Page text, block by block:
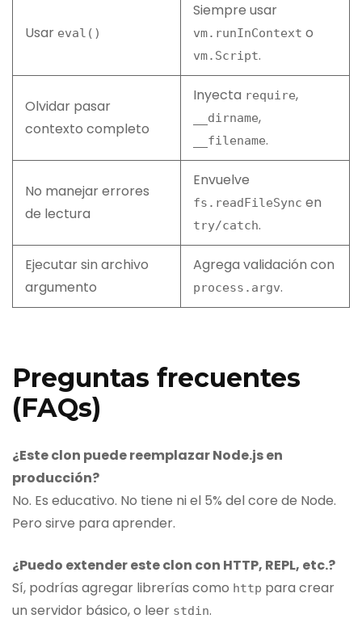
Usar eval ()
Siempre usar
vm. runInContext o
vm. Script.
Olvidar pasar
contexto completo
Inyecta require,
__dirname,
__filename.
No manejar errores
de lectura
Envuelve
fs . readFileSync en
try/catch.
Ejecutar sin archivo
argumento
Agrega validación con
process . argv.
Preguntas frecuentes
(FAQs)
¿Este clon puede reemplazar Node.js en
producción?
No. Es educativo. No tiene ni el 5% del core de Node.
Pero sirve para aprender.
¿Puedo extender este clon con HTTP, REPL, etc.?
Sí, podrías agregar librerías como http para crear
un servidor básico, o leer stdin.